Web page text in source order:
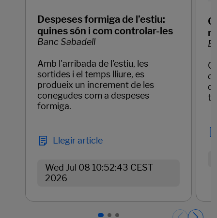
Despeses formiga de l’estiu:
quines són i com controlar-les
Banc Sabadell
Amb l'arribada de l'estiu, les
sortides i el temps lliure, es
produeix un increment de les
conegudes com a despeses
formiga.
Llegir article
Wed Jul 08 10:52:43 CEST
2026